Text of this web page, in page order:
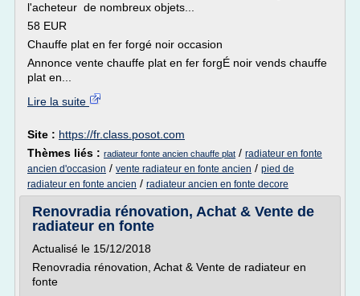
l'acheteur de nombreux objets...
58 EUR
Chauffe plat en fer forgé noir occasion
Annonce vente chauffe plat en fer forgÉ noir vends chauffe
plat en...
Lire la suite
Site : https://fr.class.posot.com
Thèmes liés : radiateur fonte ancien chauffe plat / radiateur en fonte
ancien d'occasion / vente radiateur en fonte ancien / pied de
radiateur en fonte ancien / radiateur ancien en fonte decore
Renovradia rénovation, Achat & Vente de
radiateur en fonte
Actualisé le 15/12/2018
Renovradia rénovation, Achat & Vente de radiateur en
fonte